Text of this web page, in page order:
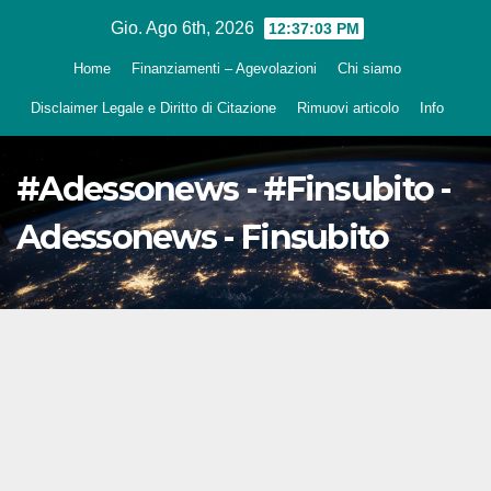
Gio. Ago 6th, 2026 12:37:05 PM
Home Finanziamenti – Agevolazioni Chi siamo
Disclaimer Legale e Diritto di Citazione Rimuovi articolo Info
#Adessonews - #Finsubito -
Adessonews - Finsubito